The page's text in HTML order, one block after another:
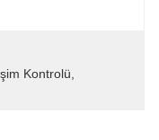
Kontrolü